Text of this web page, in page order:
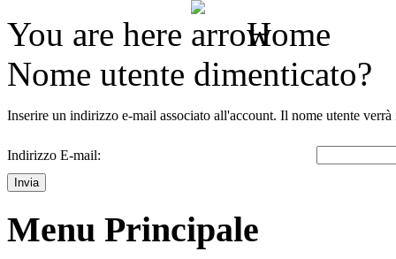
You are here
Home
Nome utente dimenticato?
Inserire un indirizzo e-mail associato all'account. Il nome utente
Indirizzo E-mail:
Invia
Menu Principale